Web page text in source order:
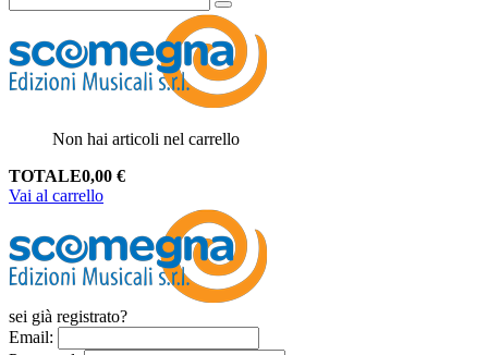
Non hai articoli nel carrello
TOTALE0,00 €
Vai al carrello
sei già registrato?
Email: